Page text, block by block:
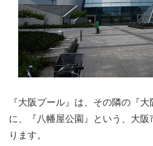
『大阪プール』は、その隣の『
に、『八幡屋公園』という、大
ります。